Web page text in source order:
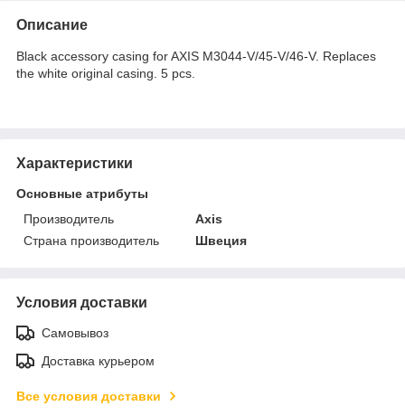
Описание
Black accessory casing for AXIS M3044-V/45-V/46-V. Replaces
the white original casing. 5 pcs.
Характеристики
Основные атрибуты
Производитель
Axis
Страна производитель
Швеция
Условия доставки
Самовывоз
Доставка курьером
Все условия доставки